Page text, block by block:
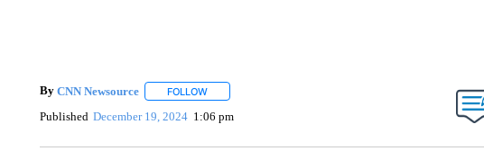
By CNN Newsource FOLLOWFOLLOW "" TO RECEIVE NOTIFICATIONS ABOUT NEW
Published December 19, 2024 1:06 pm